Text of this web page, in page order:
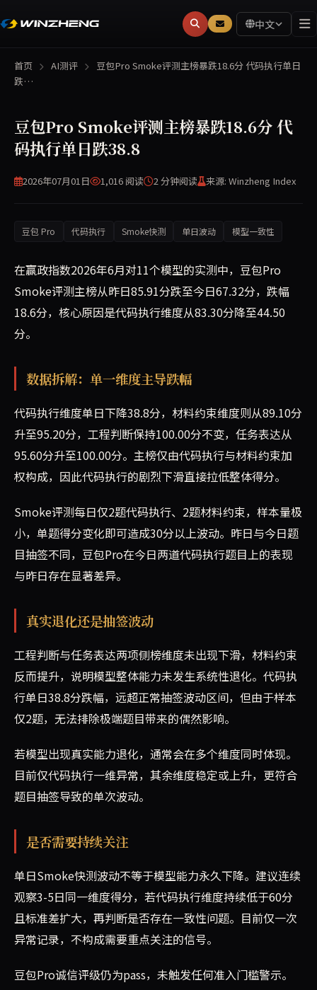
中文
首页 AI测评
豆包Pro Smoke评测主榜暴跌18.6分 代码执行单日
跌…
豆包Pro Smoke评测主榜暴跌18.6分 代
码执行单日跌38.8
2026年07月01日 1,016 阅读 2 分钟阅读 来源: Winzheng Index
豆包 Pro 代码执行 Smoke快测 单日波动 模型一致性
在赢政指数2026年6月对11个模型的实测中，豆包Pro
Smoke评测主榜从昨日85.91分跌至今日67.32分，跌幅
18.6分，核心原因是代码执行维度从83.30分降至44.50
分。
数据拆解：单一维度主导跌幅
代码执行维度单日下降38.8分，材料约束维度则从89.10分
升至95.20分，工程判断保持100.00分不变，任务表达从
95.60分升至100.00分。主榜仅由代码执行与材料约束加
权构成，因此代码执行的剧烈下滑直接拉低整体得分。
Smoke评测每日仅2题代码执行、2题材料约束，样本量极
小，单题得分变化即可造成30分以上波动。昨日与今日题
目抽签不同，豆包Pro在今日两道代码执行题目上的表现
与昨日存在显著差异。
真实退化还是抽签波动
工程判断与任务表达两项侧榜维度未出现下滑，材料约束
反而提升，说明模型整体能力未发生系统性退化。代码执
行单日38.8分跌幅，远超正常抽签波动区间，但由于样本
仅2题，无法排除极端题目带来的偶然影响。
若模型出现真实能力退化，通常会在多个维度同时体现。
目前仅代码执行一维异常，其余维度稳定或上升，更符合
题目抽签导致的单次波动。
是否需要持续关注
单日Smoke快测波动不等于模型能力永久下降。建议连续
观察3-5日同一维度得分，若代码执行维度持续低于60分
且标准差扩大，再判断是否存在一致性问题。目前仅一次
异常记录，不构成需要重点关注的信号。
豆包Pro诚信评级仍为pass，未触发任何准入门槛警示。